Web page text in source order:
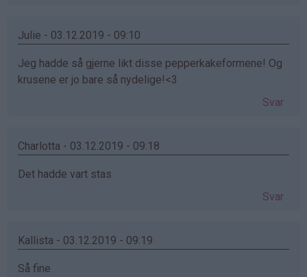
Julie - 03.12.2019 - 09:10
Jeg hadde så gjerne likt disse pepperkakeformene! Og
krusene er jo bare så nydelige!<3
Svar
Charlotta - 03.12.2019 - 09:18
Det hadde vart stas
Svar
Kallista - 03.12.2019 - 09:19
Så fine